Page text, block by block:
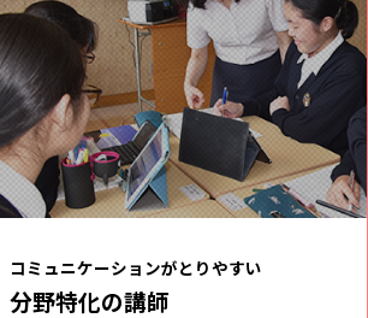
コミュニケーションがとりやすい
分野特化の講師